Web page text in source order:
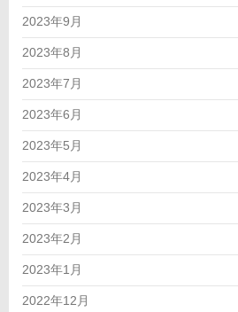
2023年9月
2023年8月
2023年7月
2023年6月
2023年5月
2023年4月
2023年3月
2023年2月
2023年1月
2022年12月